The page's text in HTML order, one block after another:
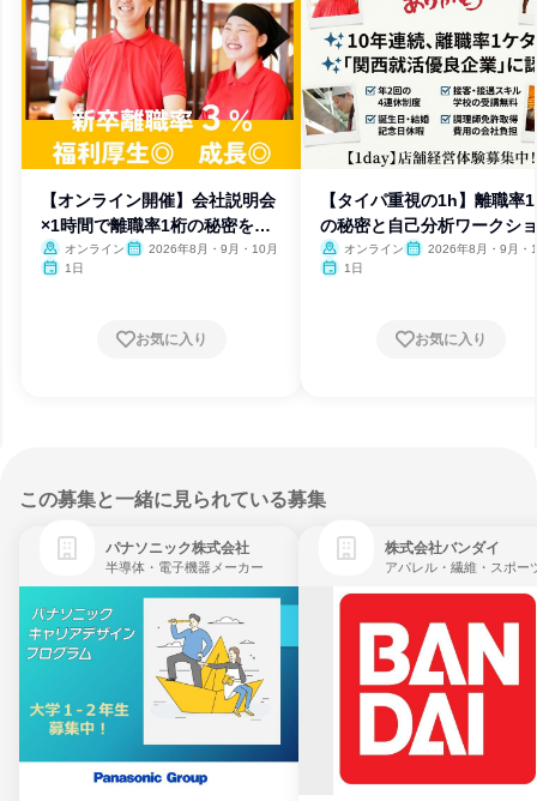
【オンライン開催】会社説明会
×1時間で離職率1桁の秘密を公
開
オンライン
2026年8月・9月・10月
1日
お気に入り
【タイパ重視の1h】離職率
の秘密と自己分析ワークシ
プ
オンライン
2026年8月・9月・
1日
お気に入り
この募集と一緒に見られている募集
パナソニック株式会社
半導体・電子機器メーカー
株式会社バンダイ